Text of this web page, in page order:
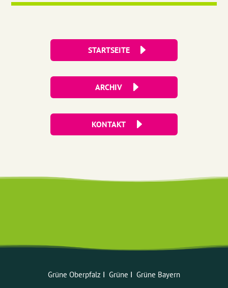
STARTSEITE
ARCHIV
KONTAKT
Grüne Oberpfalz ꓲ Grüne ꓲ Grüne Bayern